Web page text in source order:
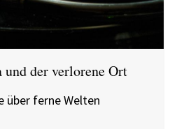
und der verlorene Ort
über ferne Welten